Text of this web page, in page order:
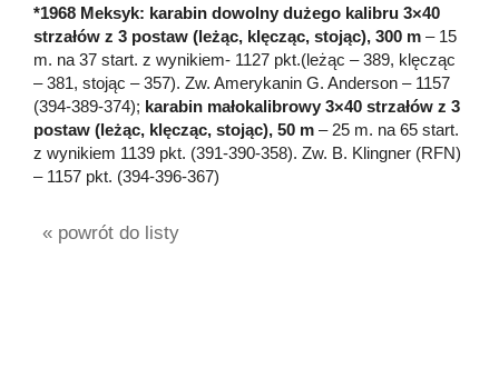
*1968 Meksyk: karabin dowolny dużego kalibru 3×40
strzałów z 3 postaw (leżąc, klęcząc, stojąc), 300 m – 15
m. na 37 start. z wynikiem- 1127 pkt.(leżąc – 389, klęcząc
– 381, stojąc – 357). Zw. Amerykanin G. Anderson – 1157
(394-389-374); karabin małokalibrowy 3×40 strzałów z 3
postaw (leżąc, klęcząc, stojąc), 50 m – 25 m. na 65 start.
z wynikiem 1139 pkt. (391-390-358). Zw. B. Klingner (RFN)
– 1157 pkt. (394-396-367)
« powrót do listy